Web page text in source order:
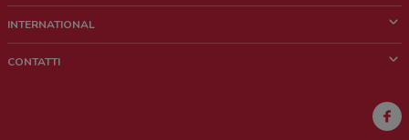
Chi siamo
Lavora con noi
Richieste commerciali e marketing
INTERNATIONAL
CONTATTI